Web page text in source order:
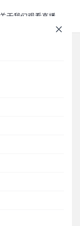
关于我们观看直播